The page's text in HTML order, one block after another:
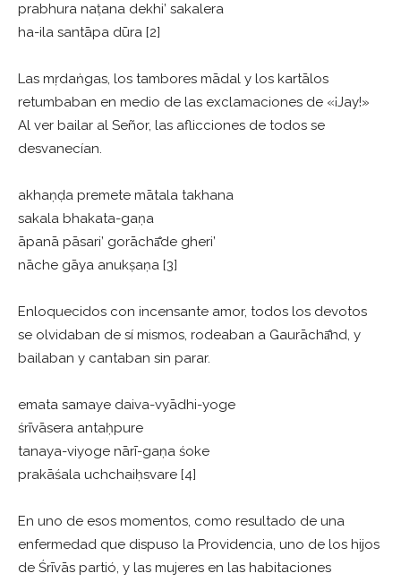
prabhura naṭana dekhi’ sakalera
ha-ila santāpa dūra [2]
Las mṛdaṅgas, los tambores mādal y los kartālos
retumbaban en medio de las exclamaciones de «¡Jay!»
Al ver bailar al Señor, las aflicciones de todos se
desvanecían.
akhaṇḍa premete mātala takhana
sakala bhakata-gaṇa
āpanā pāsari’ gorāchā̐de gheri’
nāche gāya anukṣaṇa [3]
Enloquecidos con incensante amor, todos los devotos
se olvidaban de sí mismos, rodeaban a Gaurāchā̐nd, y
bailaban y cantaban sin parar.
emata samaye daiva-vyādhi-yoge
śrīvāsera antaḥpure
tanaya-viyoge nārī-gaṇa śoke
prakāśala uchchaiḥsvare [4]
En uno de esos momentos, como resultado de una
enfermedad que dispuso la Providencia, uno de los hijos
de Śrīvās partió, y las mujeres en las habitaciones